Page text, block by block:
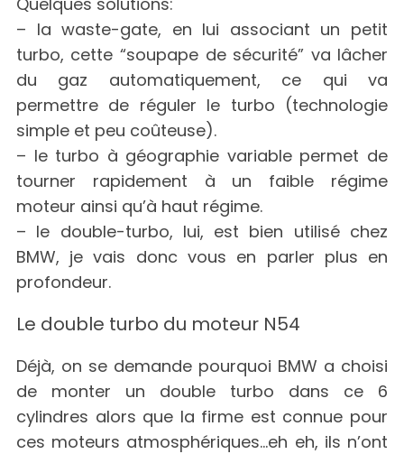
– la waste-gate, en lui associant un petit
turbo, cette “soupape de sécurité” va lâcher
du gaz automatiquement, ce qui va
permettre de réguler le turbo (technologie
simple et peu coûteuse).
– le turbo à géographie variable permet de
tourner rapidement à un faible régime
moteur ainsi qu’à haut régime.
– le double-turbo, lui, est bien utilisé chez
BMW, je vais donc vous en parler plus en
profondeur.
Le double turbo du moteur N54
Déjà, on se demande pourquoi BMW a choisi
de monter un double turbo dans ce 6
cylindres alors que la firme est connue pour
ces moteurs atmosphériques…eh eh, ils n’ont
S
e
a
c
h
o
r
: